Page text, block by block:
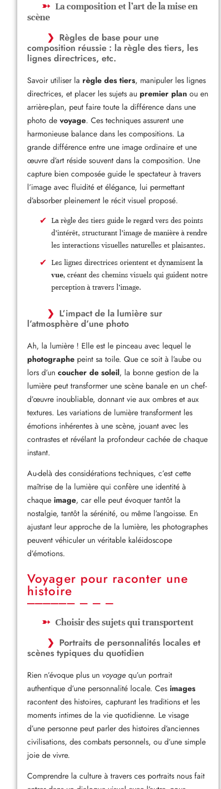
La composition et l’art de la mise en
scène
Règles de base pour une
composition réussie : la règle des tiers, les
lignes directrices, etc.
Savoir utiliser la règle des tiers, manipuler les lignes
directrices, et placer les sujets au premier plan ou en
arrière-plan, peut faire toute la différence dans une
photo de voyage. Ces techniques assurent une
harmonieuse balance dans les compositions. La
grande différence entre une image ordinaire et une
œuvre d’art réside souvent dans la composition. Une
capture bien composée guide le spectateur à travers
l’image avec fluidité et élégance, lui permettant
d’absorber pleinement le récit visuel proposé.
La règle des tiers guide le regard vers des points
d’intérêt, structurant l’image de manière à rendre
les interactions visuelles naturelles et plaisantes.
Les lignes directrices orientent et dynamisent la
vue, créant des chemins visuels qui guident notre
perception à travers l’image.
L’impact de la lumière sur
l’atmosphère d’une photo
Ah, la lumière ! Elle est le pinceau avec lequel le
photographe peint sa toile. Que ce soit à l’aube ou
lors d’un coucher de soleil, la bonne gestion de la
lumière peut transformer une scène banale en un chef-
d’œuvre inoubliable, donnant vie aux ombres et aux
textures. Les variations de lumière transforment les
émotions inhérentes à une scène, jouant avec les
contrastes et révélant la profondeur cachée de chaque
instant.
Au-delà des considérations techniques, c’est cette
maîtrise de la lumière qui confère une identité à
chaque image, car elle peut évoquer tantôt la
nostalgie, tantôt la sérénité, ou même l’angoisse. En
ajustant leur approche de la lumière, les photographes
peuvent véhiculer un véritable kaléidoscope
d’émotions.
Voyager pour raconter une
histoire
Choisir des sujets qui transportent
Portraits de personnalités locales et
scènes typiques du quotidien
Rien n’évoque plus un voyage qu’un portrait
authentique d’une personnalité locale. Ces images
racontent des histoires, capturant les traditions et les
moments intimes de la vie quotidienne. Le visage
d’une personne peut parler des histoires d’anciennes
civilisations, des combats personnels, ou d’une simple
joie de vivre.
Comprendre la culture à travers ces portraits nous fait